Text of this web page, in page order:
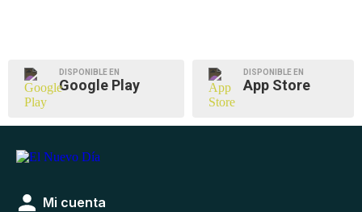
DISPONIBLE EN
Google Play
DISPONIBLE EN
App Store
Mi cuenta